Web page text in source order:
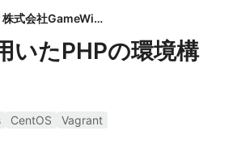
株式会社GameWith
いたPHPの環境構
CentOS
Vagrant